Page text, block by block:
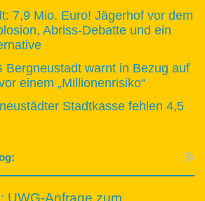
7,9 Mio. Euro! Jägerhof vor dem
Abriss-Debatte und ein
Bergneustadt warnt in Bezug auf
einem „Millionenrisiko“
Stadtkasse fehlen 4,5
UWG-Anfrage zum